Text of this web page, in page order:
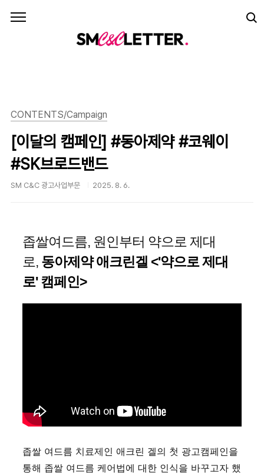
CONTENTS/Campaign
[이달의 캠페인] #동아제약 #코웨이
#SK브로드밴드
SM C&C 광고사업부문 2025. 8. 6.
좁쌀여드름, 원인부터 약으로 제대
로, 동아제약 애크린겔 <'약으로 제대
로' 캠페인>
좁쌀 여드름 치료제인 애크린 겔의 첫 광고캠페인을
통해 좁쌀 여드름 케어법에 대한 인식을 바꾸고자 했